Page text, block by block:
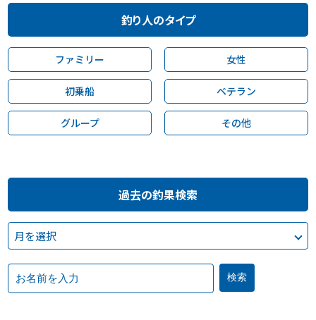
釣り人のタイプ
ファミリー 女性
初乗船 ベテラン
グループ その他
過去の釣果検索